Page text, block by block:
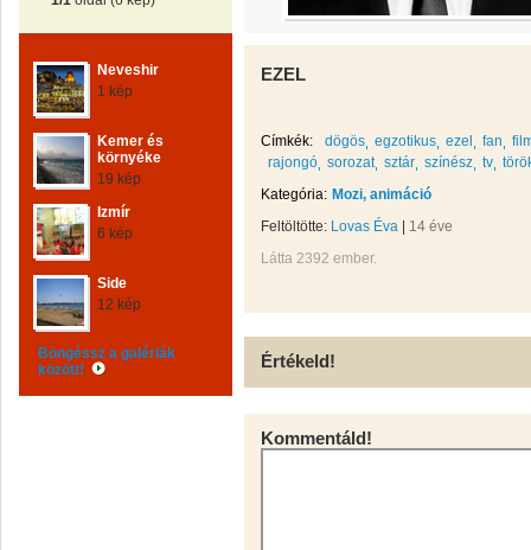
Neveshir
1 kép
Kemer és
környéke
19 kép
Izmír
6 kép
Side
12 kép
Böngéssz a galériák
között!
EZEL
Címkék: dögös egzotikus ezel fan
rajongó sorozat sztár színész tv
Kategória: Mozi, animáció
Feltöltötte: Lovas Éva
14 éve
Látta 2392 ember.
Értékeld!
Kommentáld!